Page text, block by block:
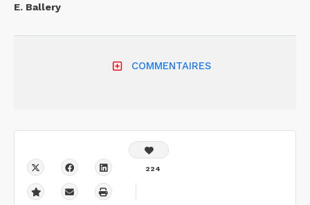
E. Ballery
COMMENTAIRES
224